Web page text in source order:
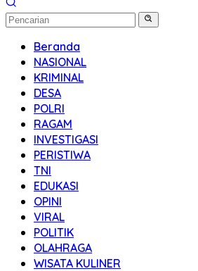
Beranda
NASIONAL
KRIMINAL
DESA
POLRI
RAGAM
INVESTIGASI
PERISTIWA
TNI
EDUKASI
OPINI
VIRAL
POLITIK
OLAHRAGA
WISATA KULINER